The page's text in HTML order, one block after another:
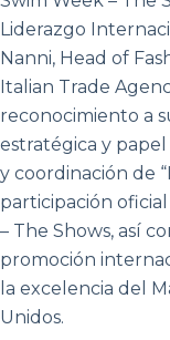
Liderazgo
Nanni, Head of
Italian Trade
reconocimiento a
estratégica y
y coordinación de
participación
– The Shows, así
promoción
la excelencia del
Unidos.